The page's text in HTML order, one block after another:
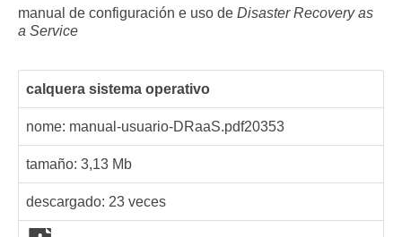
manual de configuración e uso de Disaster Recovery as
a Service
calquera sistema operativo
nome: manual-usuario-DRaaS.pdf20353
tamaño: 3,13 Mb
descargado: 23 veces